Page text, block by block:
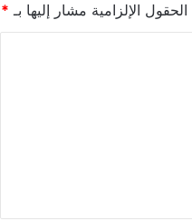
الحقول الإلزامية مشار إليها بـ *